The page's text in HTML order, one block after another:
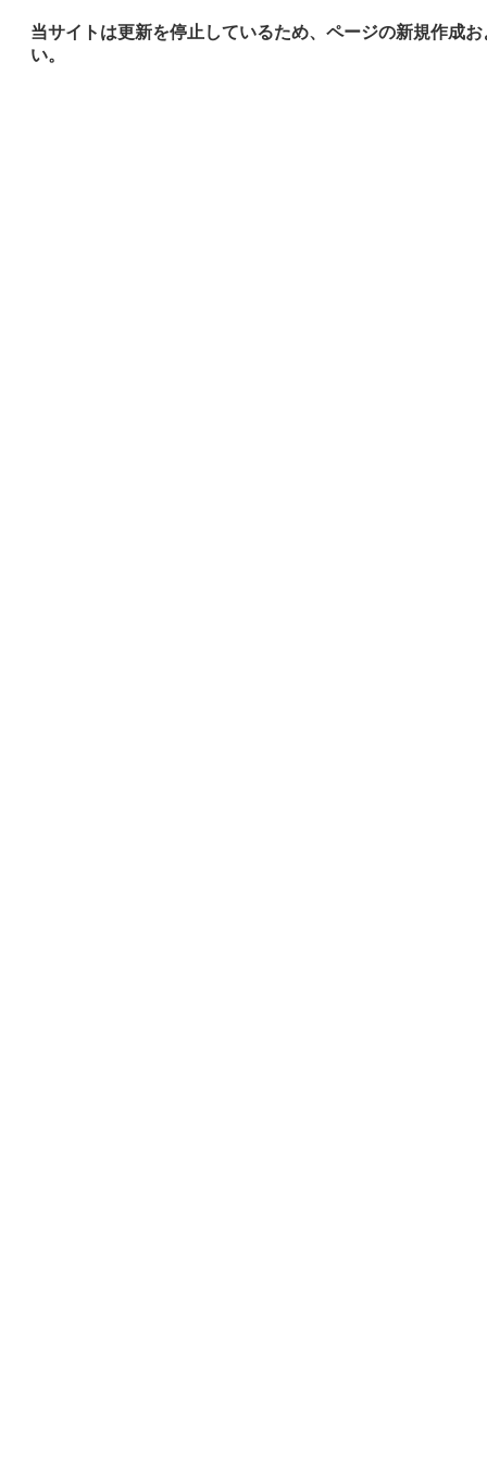
当サイトは更新を停止しているため、ページの新規作成
い。